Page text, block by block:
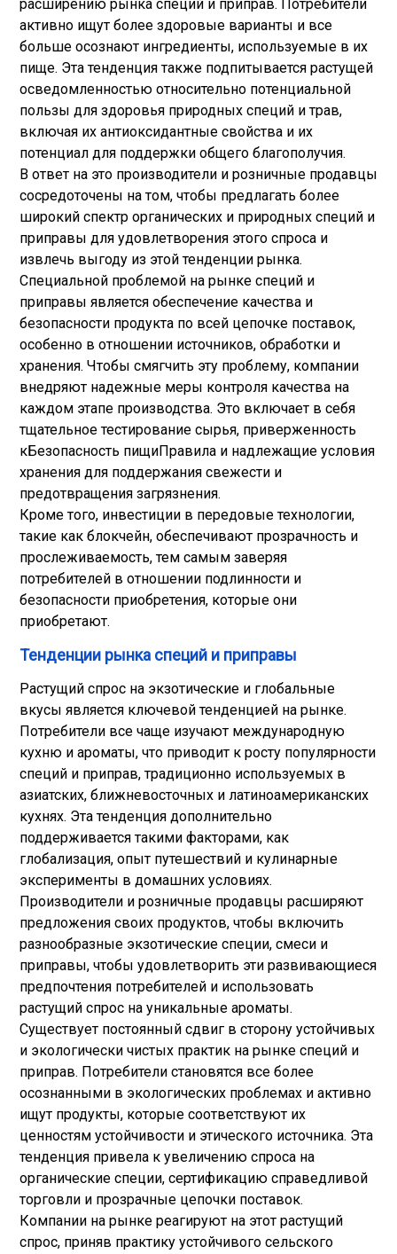
расширению рынка специй и приправ. Потребители
активно ищут более здоровые варианты и все
больше осознают ингредиенты, используемые в их
пище. Эта тенденция также подпитывается растущей
осведомленностью относительно потенциальной
пользы для здоровья природных специй и трав,
включая их антиоксидантные свойства и их
потенциал для поддержки общего благополучия.
В ответ на это производители и розничные продавцы
сосредоточены на том, чтобы предлагать более
широкий спектр органических и природных специй и
приправы для удовлетворения этого спроса и
извлечь выгоду из этой тенденции рынка.
Специальной проблемой на рынке специй и
приправы является обеспечение качества и
безопасности продукта по всей цепочке поставок,
особенно в отношении источников, обработки и
хранения. Чтобы смягчить эту проблему, компании
внедряют надежные меры контроля качества на
каждом этапе производства. Это включает в себя
тщательное тестирование сырья, приверженность
кБезопасность пищиПравила и надлежащие условия
хранения для поддержания свежести и
предотвращения загрязнения.
Кроме того, инвестиции в передовые технологии,
такие как блокчейн, обеспечивают прозрачность и
прослеживаемость, тем самым заверяя
потребителей в отношении подлинности и
безопасности приобретения, которые они
приобретают.
Тенденции рынка специй и приправы
Растущий спрос на экзотические и глобальные
вкусы является ключевой тенденцией на рынке.
Потребители все чаще изучают международную
кухню и ароматы, что приводит к росту популярности
специй и приправ, традиционно используемых в
азиатских, ближневосточных и латиноамериканских
кухнях. Эта тенденция дополнительно
поддерживается такими факторами, как
глобализация, опыт путешествий и кулинарные
эксперименты в домашних условиях.
Производители и розничные продавцы расширяют
предложения своих продуктов, чтобы включить
разнообразные экзотические специи, смеси и
приправы, чтобы удовлетворить эти развивающиеся
предпочтения потребителей и использовать
растущий спрос на уникальные ароматы.
Существует постоянный сдвиг в сторону устойчивых
и экологически чистых практик на рынке специй и
приправ. Потребители становятся все более
осознанными в экологических проблемах и активно
ищут продукты, которые соответствуют их
ценностям устойчивости и этического источника. Эта
тенденция привела к увеличению спроса на
органические специи, сертификацию справедливой
торговли и прозрачные цепочки поставок.
Компании на рынке реагируют на этот растущий
спрос, приняв практику устойчивого сельского